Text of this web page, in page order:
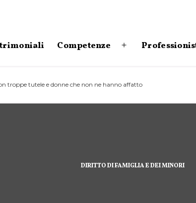
Competenze
Apri
troppe tutele e donne che non ne hanno affatto
DIRITTO DI FAMIGLIA E DEI MINORI